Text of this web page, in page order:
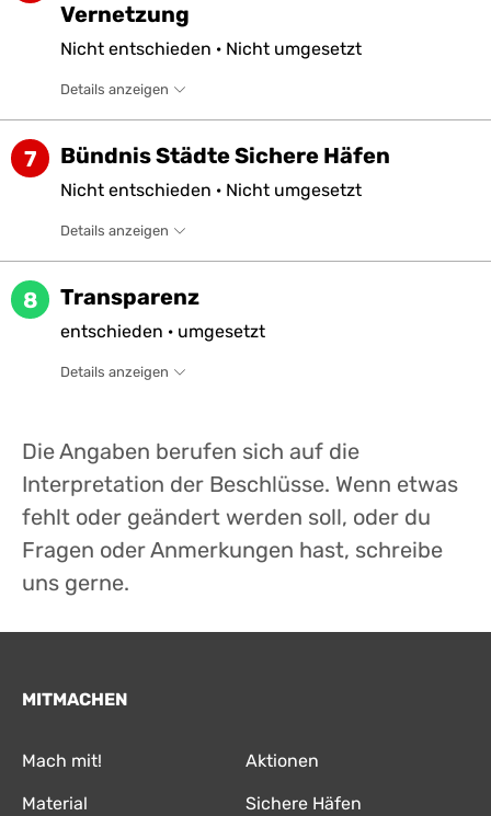
Vernetzung
Nicht entschieden · Nicht umgesetzt
Details anzeigen
7 Bündnis Städte Sichere Häfen
Nicht entschieden · Nicht umgesetzt
Details anzeigen
8 Transparenz
entschieden · umgesetzt
Details anzeigen
Die Angaben berufen sich auf die
Interpretation der Beschlüsse. Wenn etwas
fehlt oder geändert werden soll, oder du
Fragen oder Anmerkungen hast, schreibe
uns gerne.
MITMACHEN
Mach mit! Aktionen
Material Sichere Häfen